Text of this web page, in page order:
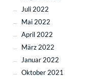
Juli 2022
Mai 2022
April 2022
März 2022
Januar 2022
Oktober 2021